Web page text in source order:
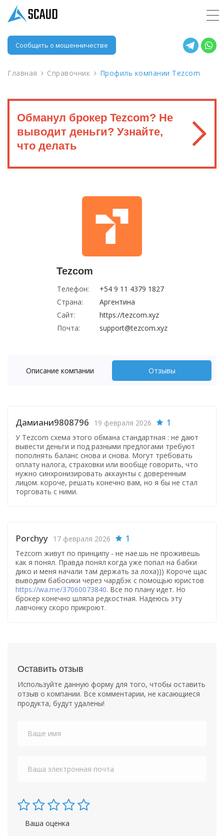
Сообщить о мошенничестве
Главная Справочник Профиль компании Tezcom
Обманул брокер Tezcom? Не
выводит деньги? Узнайте,
что делать
Tezcom
Телефон:
+54 9 11 4379 1827
Страна:
Аргентина
Сайт:
https://tezcom.xyz
Почта:
support@tezcom.xyz
Описание компании Отзывы
Дамиани9808796 19 февраля 2026 1
У Tezcom схема этого обмана стандартная : не дают
вывести деньги и под разными предлогами требуют
пополнять баланс снова и снова. Могут требовать
оплату налога, страховки или вообще говорить, что
нужно синхронизировать аккаунты с доверенным
лицом. короче, решать конечно вам, но я бы не стал
торговать с ними.
Porchyy 17 февраля 2026 1
Tezcom живут по принципу - не нае.шь не проживешь
как я понял. Правда понял когда уже попал на бабки
дико и меня начали там держать за лоха))) Короче щас
выводим бабосики через чардбэк с помощью юристов
https://wa.me/37060073840. Все по плану идет. Но
брокер конечно шляпа редкостная. Надеюсь эту
лавчонку скоро прикроют.
Оставить отзыв
Используйте данную форму для того, чтобы оставить
отзыв о компании. Все комментарии, не касающиеся
продукта, будут удалены!
Ваша оценка